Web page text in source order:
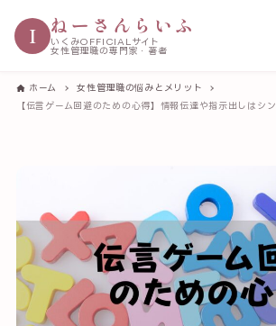
I ねーさんらいふ
いくみOFFICIALサイト
女性管理職の専門家・著者
ホーム
女性管理職の悩みとメリット
【伝言ゲーム回避のための心得】情報伝達や指示出しはシ